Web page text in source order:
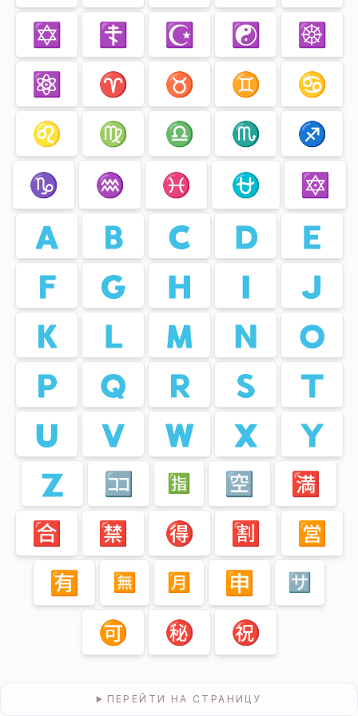
✡️
☦️ ☪️ ☯️
☸️
⚛️
♈️ ♉️ ♊️
♋️
♌️
♍️ ♎️ ♏️
♐️
♑️
♒️ ♓️ ⛎
🔯
🇦
🇧 🇨 🇩
🇪
🇫
🇬 🇭 🇮
🇯
🇰
🇱 🇲 🇳
🇴
🇵
🇶 🇷 🇸
🇹
🇺
🇻 🇼 🇽
🇾
🇿
🈁 🈯️ 🈳
🈵
🈴
🈲 🉐 🈹
🈺
🈶
🈚️ 🈷️ 🈸 🈂️
🉑 ㊙️ ㊗️
ПЕРЕЙТИ НА СТРАНИЦУ